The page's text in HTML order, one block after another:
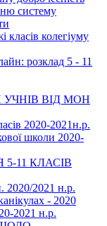
систему
класів колегіуму
розклад 5 - 11
УЧНІВ ВІД МОН
2020-2021н.р.
школи 2020-
11 КЛАСІВ
2020/2021 н.р.
- 2020
2021 н.р.